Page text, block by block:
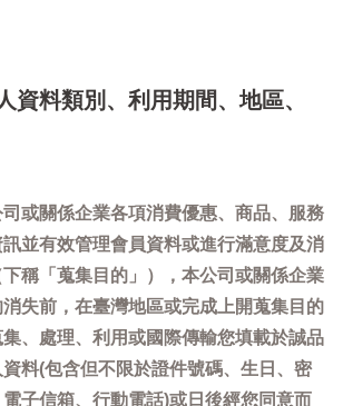
資料類別、利用期間、地區、
或關係企業各項消費優惠、商品、服務
並有效管理會員資料或進行滿意度及消
稱「蒐集目的」），本公司或關係企業
失前，在臺灣地區或完成上開蒐集目的
、處理、利用或國際傳輸您填載於誠品
料(包含但不限於證件號碼、生日、密
子信箱、行動電話)或日後經您同意而